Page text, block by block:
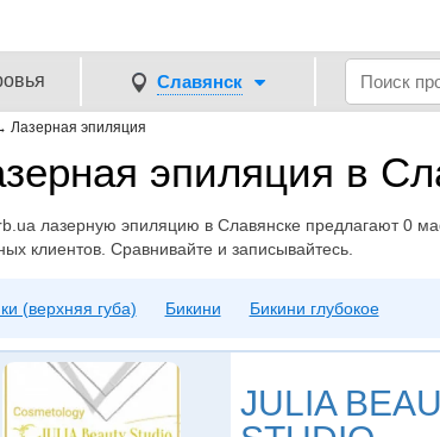
Славянск
Лазерная эпиляция
эпиляция в
лазерную эпиляцию в Славянске предлагают 0
клиентов. Сравнивайте и записывайтесь.
(верхняя губа) Бикини Бикини глубокое
JULIA